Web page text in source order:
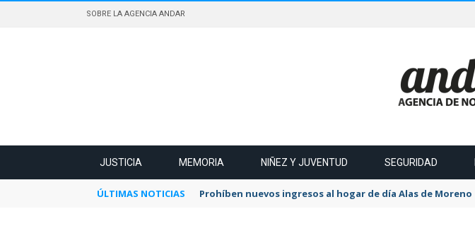
SOBRE LA AGENCIA ANDAR
JUSTICIA MEMORIA NIÑEZ Y JUVENTUD SEGURIDAD
ÚLTIMAS NOTICIAS Prohíben nuevos ingresos al hogar de día Alas de Moreno